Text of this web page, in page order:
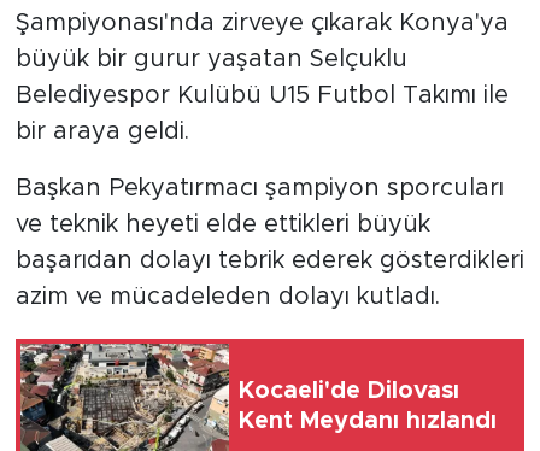
Şampiyonası'nda zirveye çıkarak Konya'ya
büyük bir gurur yaşatan Selçuklu
Belediyespor Kulübü U15 Futbol Takımı ile
bir araya geldi.
Başkan Pekyatırmacı şampiyon sporcuları
ve teknik heyeti elde ettikleri büyük
başarıdan dolayı tebrik ederek gösterdikleri
azim ve mücadeleden dolayı kutladı.
Kocaeli'de Dilovası
Kent Meydanı hızlandı